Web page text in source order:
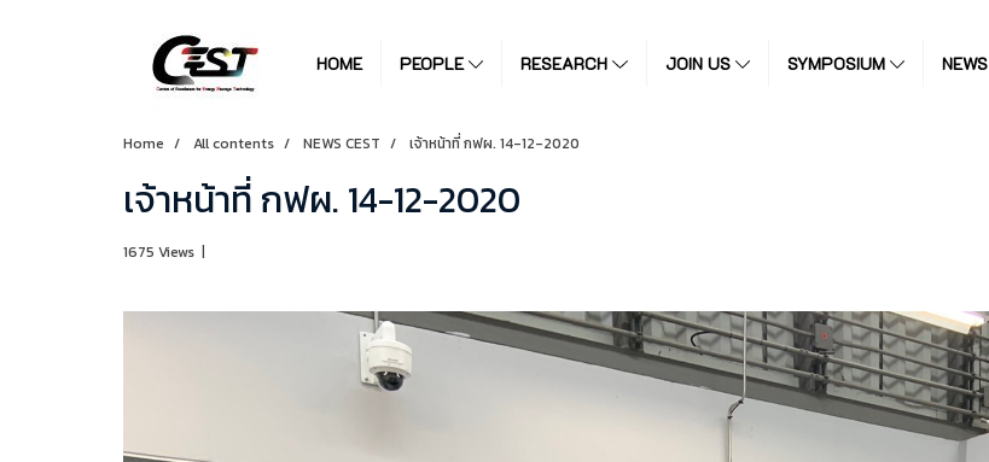
HOME PEOPLE RESEARCH JOIN US SYMPOSIUM NEWS
Home All contents NEWS CEST เจ้าหน้าที่ กฟผ. 14-12-2020
เจ้าหน้าที่ กฟผ. 14-12-2020
1675 Views |